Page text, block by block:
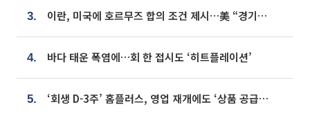
3. 이란, 미국에 호르무즈 합의 조건 제시…美 “경기 아직 안 끝나” [종합]
4. 바다 태운 폭염에…회 한 접시도 ‘히트플레이션’
5. ‘회생 D-3주’ 홈플러스, 영업 재개에도 ‘상품 공급망’ 복구가 생존 관건